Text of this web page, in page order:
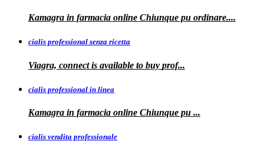
Kamagra in farmacia online Chiunque pu ordinare....
cialis professional senza ricetta
Viagra, connect is available to buy prof...
cialis professional in linea
Kamagra in farmacia online Chiunque pu ...
cialis vendita professionale